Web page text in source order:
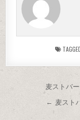
麦ストバ
← 麦スト